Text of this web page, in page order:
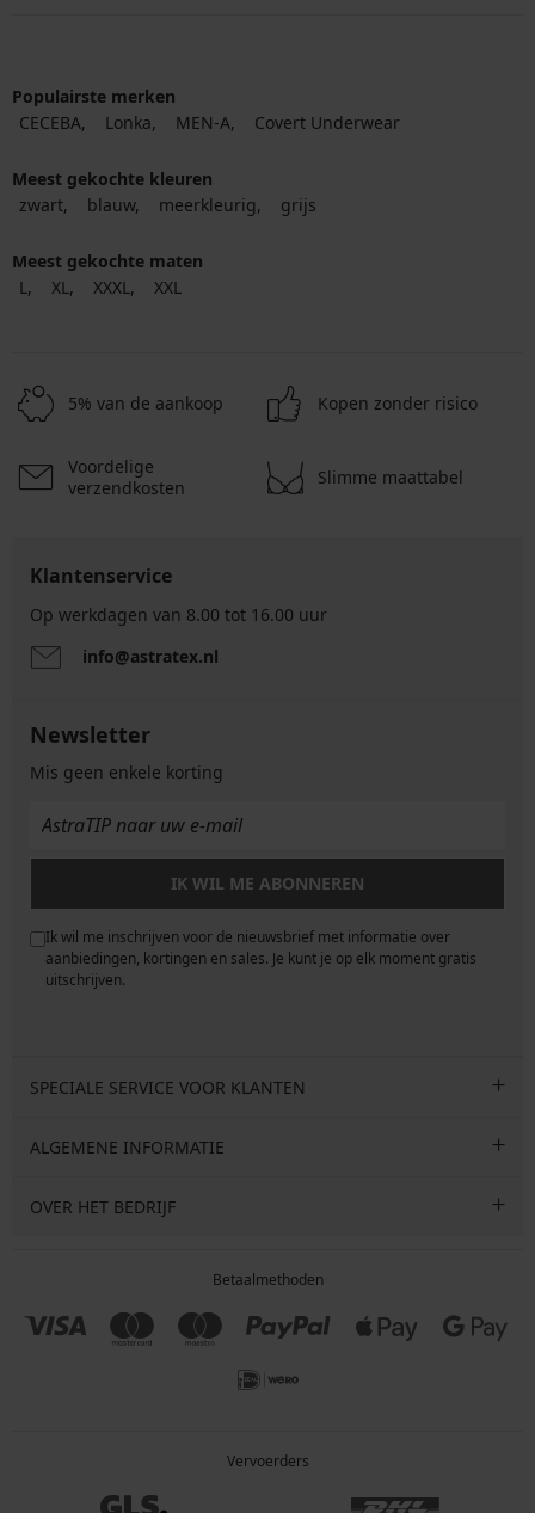
Populairste merken
CECEBA
Lonka MEN-A Covert Underwear
Meest gekochte kleuren
zwart
blauw meerkleurig grijs
Meest gekochte maten
L
XL XXXL XXL
5% van de aankoop Kopen zonder risico
Voordelige
verzendkosten
Slimme maattabel
Klantenservice
Op werkdagen van 8.00 tot 16.00 uur
info@astratex.nl
Newsletter
Mis geen enkele korting
IK WIL ME ABONNEREN
Ik wil me inschrijven voor de nieuwsbrief met informatie over
aanbiedingen, kortingen en sales. Je kunt je op elk moment gratis
uitschrijven.
SPECIALE SERVICE VOOR KLANTEN
ALGEMENE INFORMATIE
OVER HET BEDRIJF
Betaalmethoden
Vervoerders